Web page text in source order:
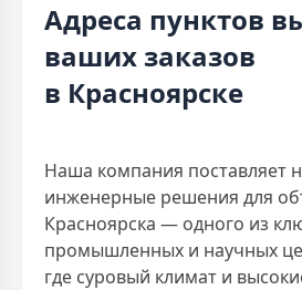
Адреса пунктов
ваших заказов
в Красноярске
Наша компания поставляет
инженерные решения для
Красноярска — одного из
промышленных и научных
где суровый климат и